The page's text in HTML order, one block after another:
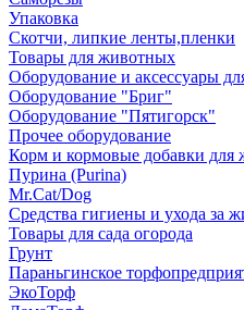
Упаковка
Скотчи, липкие ленты,пленки
Товары для животных
Оборудование и аксессуары
Оборудование "Бриг"
Оборудование "Пятигорск"
Прочее оборудование
Корм и кормовые добавки
Пурина (Purina)
Mr.Cat/Dog
Средства гигиены и ухода за
Товары для сада огорода
Грунт
Параньгинское
ЭкоТорф